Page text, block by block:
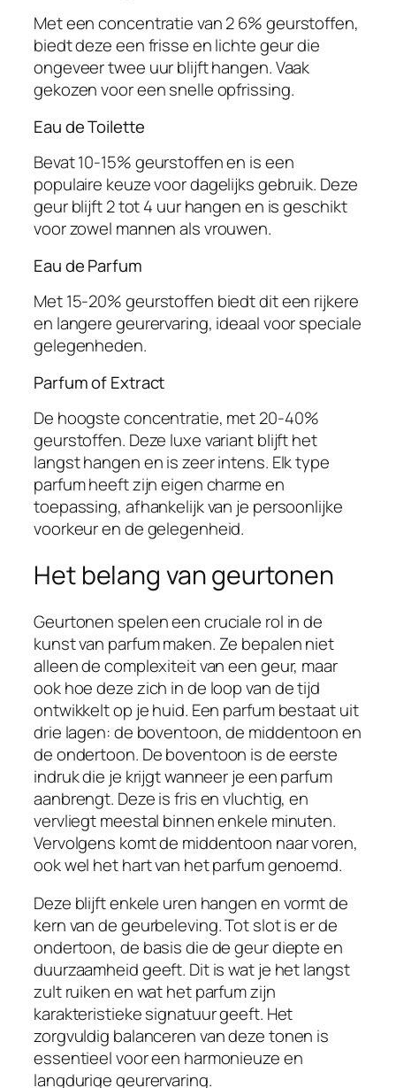
Met een concentratie van 2 6% geurstoffen,
biedt deze een frisse en lichte geur die
ongeveer twee uur blijft hangen. Vaak
gekozen voor een snelle opfrissing.
Eau de Toilette
Bevat 10-15% geurstoffen en is een
populaire keuze voor dagelijks gebruik. Deze
geur blijft 2 tot 4 uur hangen en is geschikt
voor zowel mannen als vrouwen.
Eau de Parfum
Met 15-20% geurstoffen biedt dit een rijkere
en langere geurervaring, ideaal voor speciale
gelegenheden.
Parfum of Extract
De hoogste concentratie, met 20-40%
geurstoffen. Deze luxe variant blijft het
langst hangen en is zeer intens. Elk type
parfum heeft zijn eigen charme en
toepassing, afhankelijk van je persoonlijke
voorkeur en de gelegenheid.
Het belang van geurtonen
Geurtonen spelen een cruciale rol in de
kunst van parfum maken. Ze bepalen niet
alleen de complexiteit van een geur, maar
ook hoe deze zich in de loop van de tijd
ontwikkelt op je huid. Een parfum bestaat uit
drie lagen: de boventoon, de middentoon en
de ondertoon. De boventoon is de eerste
indruk die je krijgt wanneer je een parfum
aanbrengt. Deze is fris en vluchtig, en
vervliegt meestal binnen enkele minuten.
Vervolgens komt de middentoon naar voren,
ook wel het hart van het parfum genoemd.
Deze blijft enkele uren hangen en vormt de
kern van de geurbeleving. Tot slot is er de
ondertoon, de basis die de geur diepte en
duurzaamheid geeft. Dit is wat je het langst
zult ruiken en wat het parfum zijn
karakteristieke signatuur geeft. Het
zorgvuldig balanceren van deze tonen is
essentieel voor een harmonieuze en
langdurige geurervaring.